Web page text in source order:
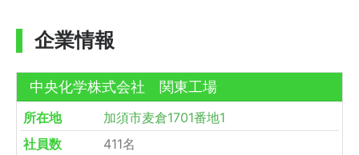
企業情報
中央化学株式会社 関東工場
所在地
加須市麦倉1701番地1
社員数
411名